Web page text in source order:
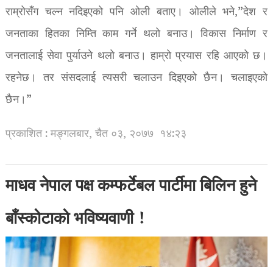
राम्रोसँग चल्न नदिइएको पनि ओली बताए। ओलीले भने,”देश र
जनताका हितका निम्ति काम गर्ने थलो बनाउ। विकास निर्माण र
जनतालाई सेवा पुर्याउने थलो बनाउ। हाम्रो प्रयास रहि आएको छ।
रहनेछ। तर संसदलाई त्यसरी चलाउन दिइएको छैन। चलाइएको
छैन।”
प्रकाशित : मङ्गलबार, चैत ०३, २०७७ १४:२३
माधव नेपाल पक्ष कम्फर्टेबल पार्टीमा बिलिन हुने
बाँस्कोटाको भविष्यवाणी !